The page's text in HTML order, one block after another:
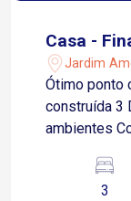
Casa -
Jardim
Ótimo ponto
construída 3 Dormitórios sendo 1 suíte Sala 2
ambientes Cozinha com armários 1 Banheiro
3